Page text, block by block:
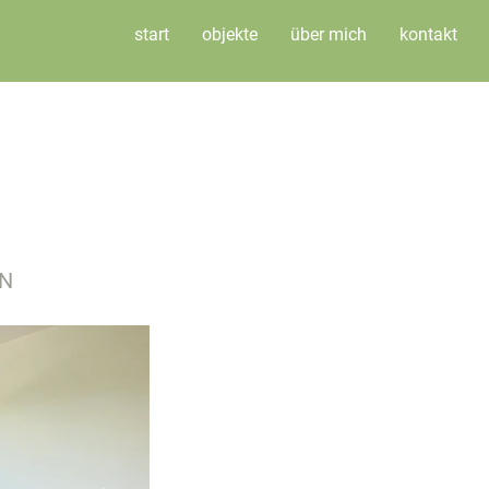
start objekte über mich kontakt